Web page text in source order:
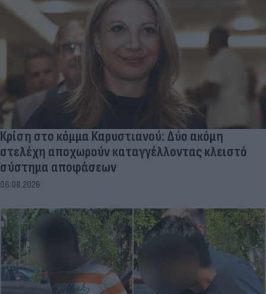
Κρίση στο κόμμα Καρυστιανού: Δύο ακόμη
στελέχη αποχωρούν καταγγέλλοντας κλειστό
σύστημα αποφάσεων
06.08.2026